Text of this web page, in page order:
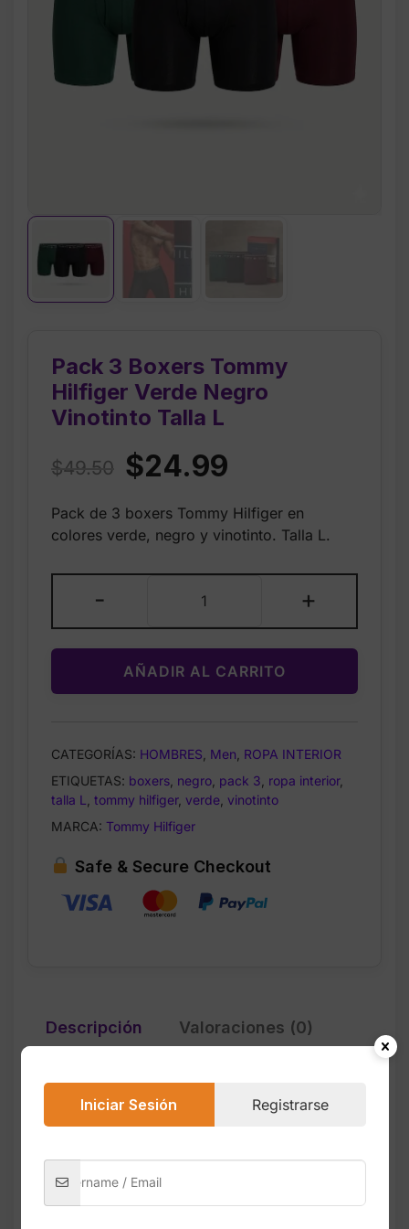
Pack 3 Boxers Tommy
Hilfiger Verde Negro
Vinotinto Talla L
$49.50 Original
was:
$24.99
is:
Pack de 3 boxers Tommy Hilfiger en
colores verde, negro y vinotinto. Talla L.
-
3
Boxers
Tommy
Hilfiger
Verde
Talla
L
cantidad
+
AÑADIR AL CARRITO
CATEGORÍAS: HOMBRES Men ROPA INTERIOR
ETIQUETAS: boxers negro pack 3 ropa interior,
talla L
tommy hilfiger, verde vinotinto
MARCA: Tommy Hilfiger
Safe & Secure Checkout
Descripción Valoraciones (0)
El Pack 3 Boxers Tommy Hilfiger ofrece
comodidad, estilo y soporte diario gracias a
mezcla elástica. Cada boxer presenta
Iniciar Sesión Registrarse